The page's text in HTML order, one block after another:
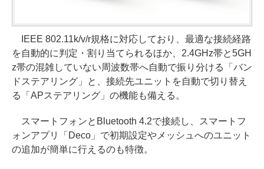
IEEE 802.11k/v/r規格に対応しており、最適な接続経路
を自動的に判定・割り当てられるほか、2.4GHz帯と5GH
z帯の混雑していない周波数帯へ自動で振り分ける「バン
ドステアリング」と、接続先ユニットを自動で切り替え
る「APステアリング」の機能も備える。
スマートフォンとBluetooth 4.2で接続し、スマートフ
ォンアプリ「Deco」で初期設定やメッシュへのユニット
の追加が簡単に行えるのも特徴。